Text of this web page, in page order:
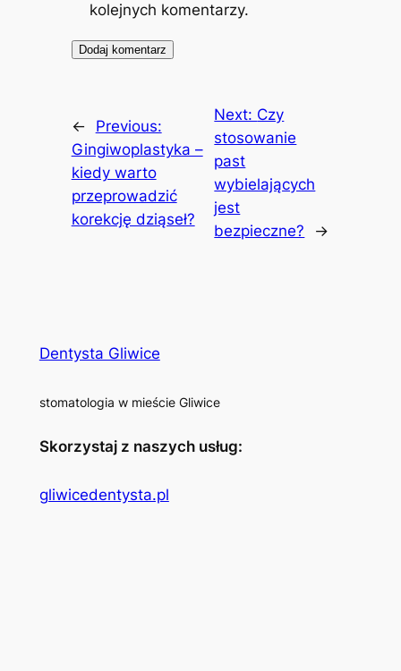
kolejnych komentarzy.
←
Previous:
Gingiwoplastyka –
kiedy warto
przeprowadzić
korekcję dziąseł?
Next: Czy
stosowanie
past
wybielających
jest
bezpieczne?
→
Dentysta Gliwice
stomatologia w mieście Gliwice
Skorzystaj z naszych usług:
gliwicedentysta.pl